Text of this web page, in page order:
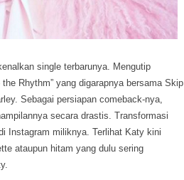
single terbarunya. Mengutip
Rhythm” yang digarapnya bersama Skip
Sebagai persiapan comeback-nya,
secara drastis. Transformasi
Instagram miliknya. Terlihat Katy kini
ataupun hitam yang dulu sering